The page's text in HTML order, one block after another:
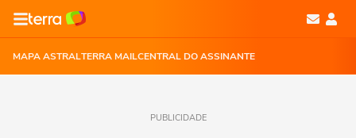
MAPA ASTRALTERRA MAILCENTRAL DO ASSINANTE
PUBLICIDADE